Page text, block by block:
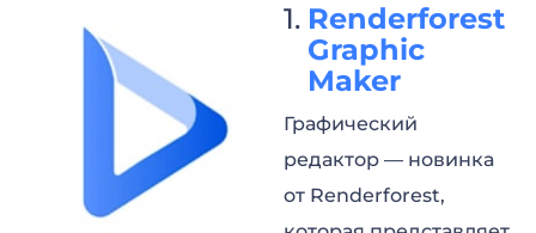
Renderforest
Graphic
Maker
Графический
редактор — новинка
от Renderforest,